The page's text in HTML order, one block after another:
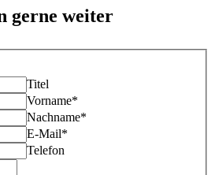
gerne weiter
Titel
Vorname*
Nachname*
E-Mail*
Telefon